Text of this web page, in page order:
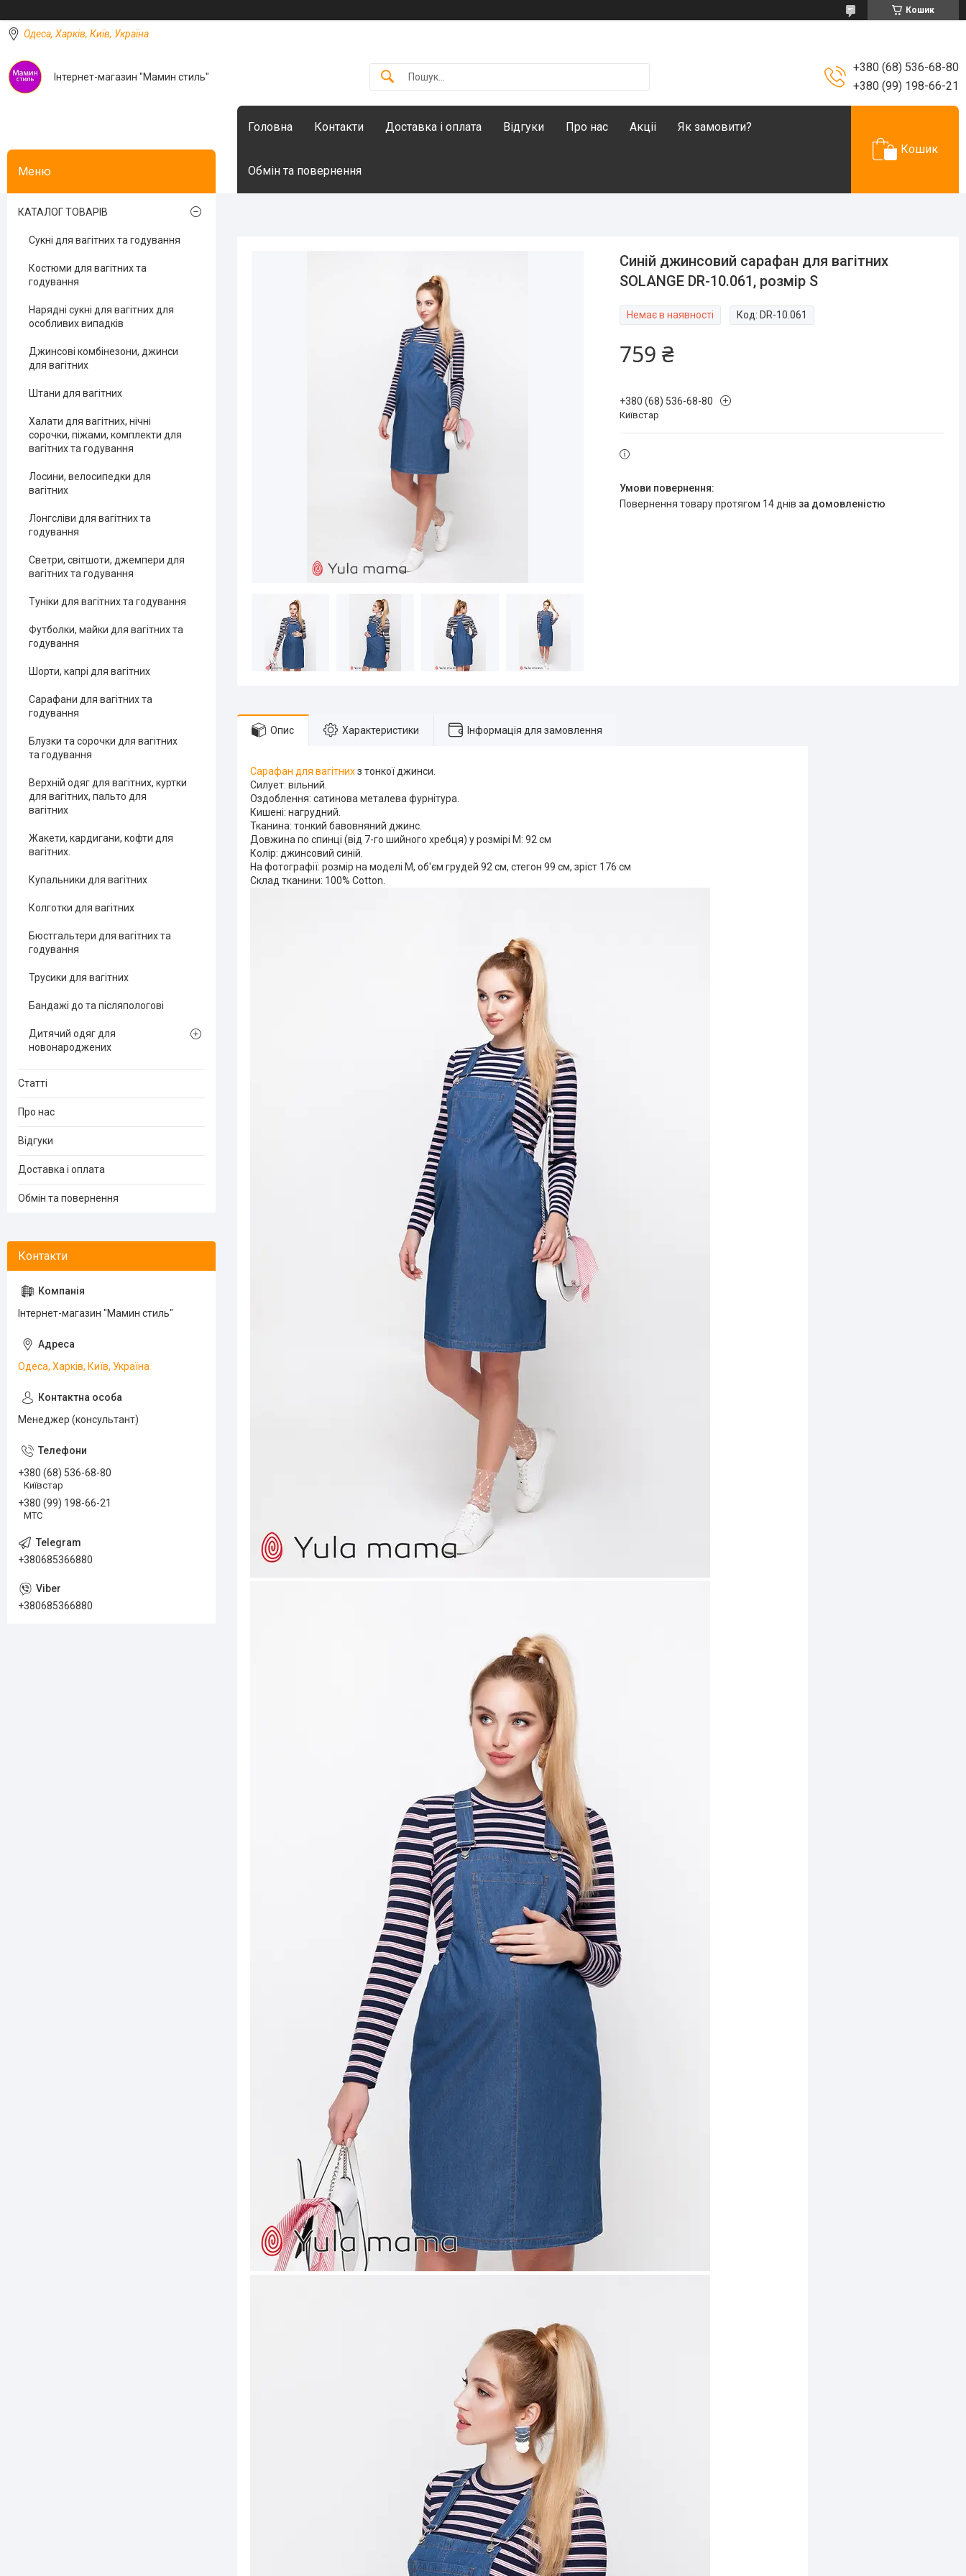
Кошик
Одеса, Харків, Київ, Україна
Інтернет-магазин "Мамин стиль"
+380 (68) 536-68-80
+380 (99) 198-66-21
Головна Контакти Доставка і оплата Відгуки Про нас Акціі Як замовити?
Обмін та повернення
Кошик
Синій джинсовий сарафан для вагітних
SOLANGE DR-10.061, розмір S
Немає в наявності Код: DR-10.061
759 ₴
+380 (68) 536-68-80
Київстар
повернення товару протягом 14 днів за домовленістю
Опис Характеристики Інформація для замовлення
Сарафан для вагітнихз тонкої джинси.
Силует: вільний.
Оздоблення: сатинова металева фурнітура.
Кишені: нагрудний.
Тканина: тонкий бавовняний джинс.
Довжина по спинці (від 7-го шийного хребця) у розмірі М: 92 см
Колір: джинсовий синій.
На фотографії: розмір на моделі М, об'єм грудей 92 см, стегон 99 см, зріст 176 см
Склад тканини: 100% Cotton.
КАТАЛОГ ТОВАРІВ
Сукні для вагітних та годування
Костюми для вагітних та
годування
Нарядні сукні для вагітних для
особливих випадків
Джинсові комбінезони, джинси
для вагітних
Штани для вагітних
Халати для вагітних, нічні
сорочки, піжами, комплекти для
вагітних та годування
Лосини, велосипедки для
вагітних
Лонгсліви для вагітних та
годування
Светри, світшоти, джемпери для
вагітних та годування
Туніки для вагітних та годування
Футболки, майки для вагітних та
годування
Шорти, капрі для вагітних
Сарафани для вагітних та
годування
Блузки та сорочки для вагітних
та годування
Верхній одяг для вагітних, куртки
для вагітних, пальто для
вагітних
Жакети, кардигани, кофти для
вагітних.
Купальники для вагітних
Колготки для вагітних
Бюстгальтери для вагітних та
годування
Трусики для вагітних
Бандажі до та післяпологові
Дитячий одяг для
новонароджених
Статті
Про нас
Відгуки
Доставка і оплата
Обмін та повернення
Інтернет-магазин "Мамин стиль"
Одеса, Харків, Київ, Україна
Менеджер (консультант)
+380 (68) 536-68-80
Київстар
+380 (99) 198-66-21
МТС
+380685366880
+380685366880